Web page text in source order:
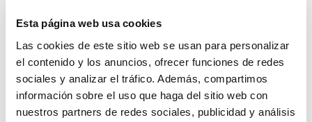
Esta página web usa cookies
Las cookies de este sitio web se usan para personalizar
el contenido y los anuncios, ofrecer funciones de redes
sociales y analizar el tráfico. Además, compartimos
información sobre el uso que haga del sitio web con
nuestros partners de redes sociales, publicidad y análisis
Longitud (mm)
1000
Ancho de pala
(mm)
Diámetro varilla
(mm)